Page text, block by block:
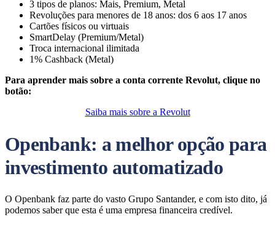
3 tipos de planos: Mais, Premium, Metal
Revoluções para menores de 18 anos: dos 6 aos 17 anos
Cartões físicos ou virtuais
SmartDelay (Premium/Metal)
Troca internacional ilimitada
1% Cashback (Metal)
Para aprender mais sobre a conta corrente Revolut, clique no
botão:
Saiba mais sobre a Revolut
Openbank: a melhor opção para
investimento automatizado
O Openbank faz parte do vasto Grupo Santander, e com isto dito, já
podemos saber que esta é uma empresa financeira credível.